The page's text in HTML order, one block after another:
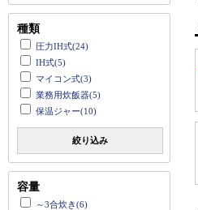
種類
圧力IH式(24)
IH式(5)
マイコン式(3)
業務用炊飯器(5)
保温ジャー(10)
絞り込み
容量
～3合炊き(6)